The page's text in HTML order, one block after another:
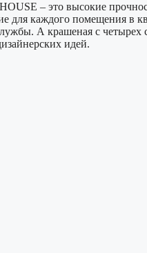
– это высокие
для каждого помещения
А крашеная с
идей.